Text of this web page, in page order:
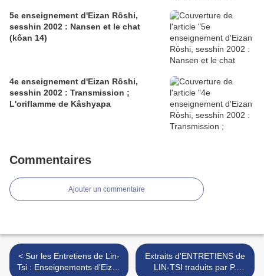
5e enseignement d'Eizan Rôshi,
sesshin 2002 : Nansen et le chat
(kôan 14)
4e enseignement d'Eizan Rôshi,
sesshin 2002 : Transmission ;
L'oriflamme de Kâshyapa
Commentaires
Ajouter un commentaire
< Sur les Entretiens de Lin-
Tsi : Enseignements d'Eizan
Extraits d'ENTRETIENS de
LIN-TSI traduits par P.